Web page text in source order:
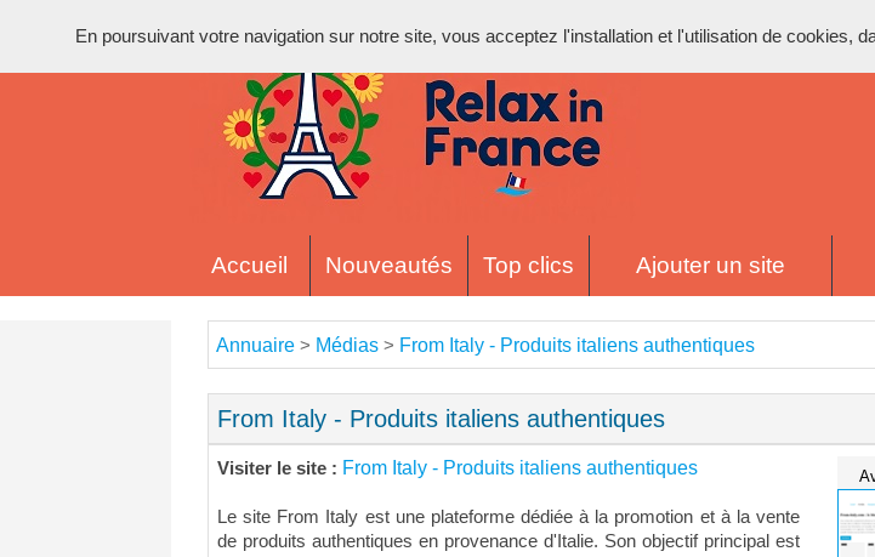
Accueil Nouveautés Top clics Ajouter un site
Annuaire > Médias > From Italy - Produits italiens authentiques
From Italy - Produits italiens authentiques
Visiter le site : From Italy - Produits italiens authentiques
Le site From Italy est une plateforme dédiée à la promotion et à la vente
de produits authentiques en provenance d'Italie. Son objectif principal est
En poursuivant votre navigation sur notre site, vous acceptez l'installation et l'utilisation de cookies,